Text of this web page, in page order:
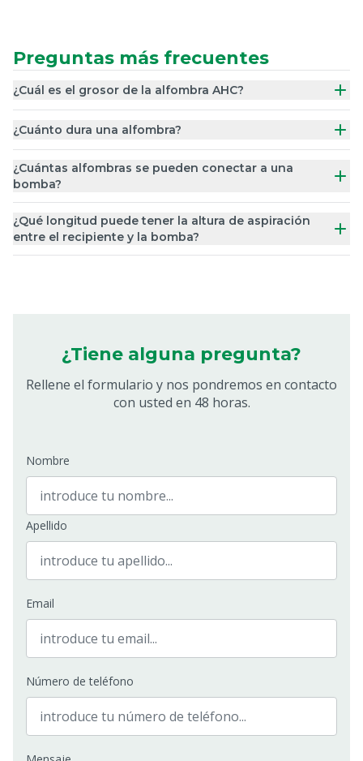
Preguntas más frecuentes
¿Cuál es el grosor de la alfombra AHC?
¿Cuánto dura una alfombra?
¿Cuántas alfombras se pueden conectar a una
bomba?
¿Qué longitud puede tener la altura de aspiración
entre el recipiente y la bomba?
¿Tiene alguna pregunta?
Rellene el formulario y nos pondremos en contacto
con usted en 48 horas.
Nombre
Apellido
Email
Número de teléfono